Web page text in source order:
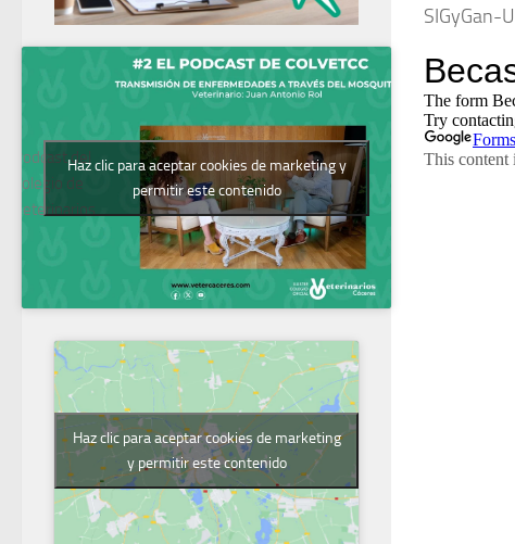
SIGyGan-
Podcast del
Colegio de
Veterinarios
Haz clic para aceptar cookies de marketing y
permitir este contenido
Haz clic para aceptar cookies de marketing
y permitir este contenido